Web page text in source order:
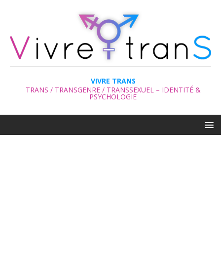
VIVRE TRANS
TRANS / TRANSGENRE / TRANSSEXUEL – IDENTITÉ &
PSYCHOLOGIE